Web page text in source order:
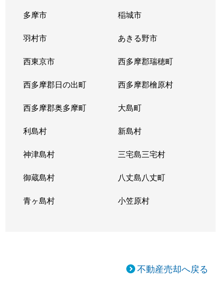
多摩市 稲城市
羽村市 あきる野市
西東京市 西多摩郡瑞穂町
西多摩郡日の出町 西多摩郡檜原村
西多摩郡奥多摩町 大島町
利島村 新島村
神津島村 三宅島三宅村
御蔵島村 八丈島八丈町
青ヶ島村 小笠原村
不動産売却へ戻る